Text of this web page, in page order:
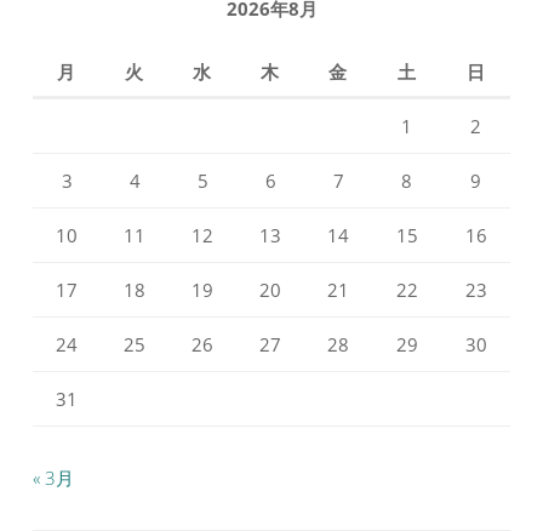
を
2026年8月
月 火 水 木 金 土 日
1 2
3 4 5 6 7 8 9
10 11 12 13 14 15 16
17 18 19 20 21 22 23
24 25 26 27 28 29 30
31
« 3月